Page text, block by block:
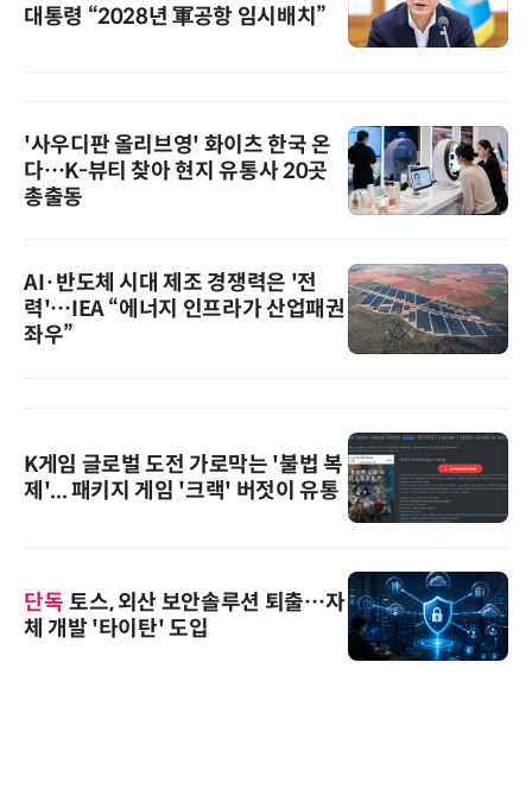
대통령 “2028년 軍공항 임시배치”
'사우디판 올리브영' 화이츠 한국 온
다…K-뷰티 찾아 현지 유통사 20곳
총출동
AI·반도체 시대 제조 경쟁력은 '전
력'…IEA “에너지 인프라가 산업패권
좌우”
K게임 글로벌 도전 가로막는 '불법 복
제'... 패키지 게임 '크랙' 버젓이 유통
단독 토스, 외산 보안솔루션 퇴출…자
체 개발 '타이탄' 도입